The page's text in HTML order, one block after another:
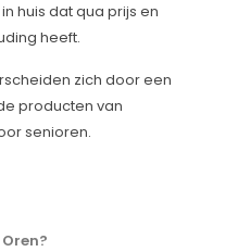
huis dat qua prijs en
heeft.
zich door een
producten van
senioren.